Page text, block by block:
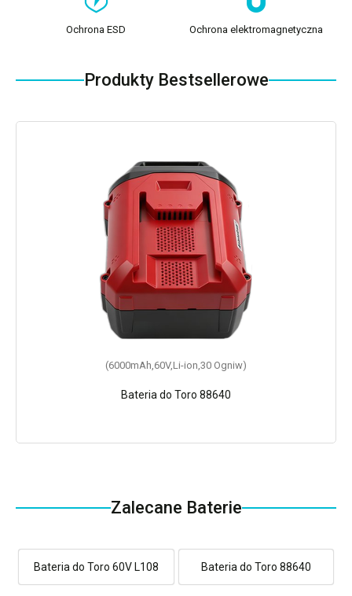
Ochrona ESD Ochrona elektromagnetyczna
Produkty Bestsellerowe
(6000mAh,60V,Li-ion,30 Ogniw)
Bateria do Toro 88640
Zalecane Baterie
Bateria do Toro 60V L108 Bateria do Toro 88640